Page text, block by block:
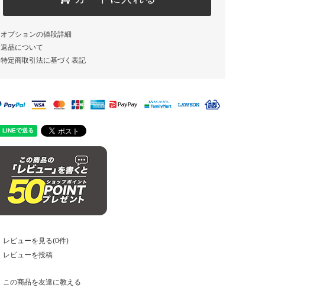
オプションの値段詳細
返品について
特定商取引法に基づく表記
レビューを見る(0件)
レビューを投稿
この商品を友達に教える